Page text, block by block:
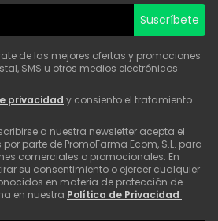
Suscríbete
de las mejores ofertas y promociones
SMS u otros medios electrónicos
privacidad y consiento el tratamiento
a nuestra newsletter acepta el
parte de PromoFarma Ecom, S.L. para
comerciales o promocionales. En
su consentimiento o ejercer cualquier
en materia de protección de
en nuestra Política de Privacidad .